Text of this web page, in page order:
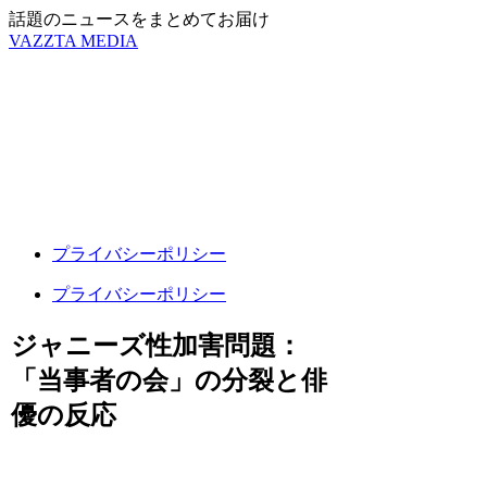
話題のニュースをまとめてお届け
VAZZTA MEDIA
プライバシーポリシー
プライバシーポリシー
ジャニーズ性加害問題：
「当事者の会」の分裂と俳
優の反応